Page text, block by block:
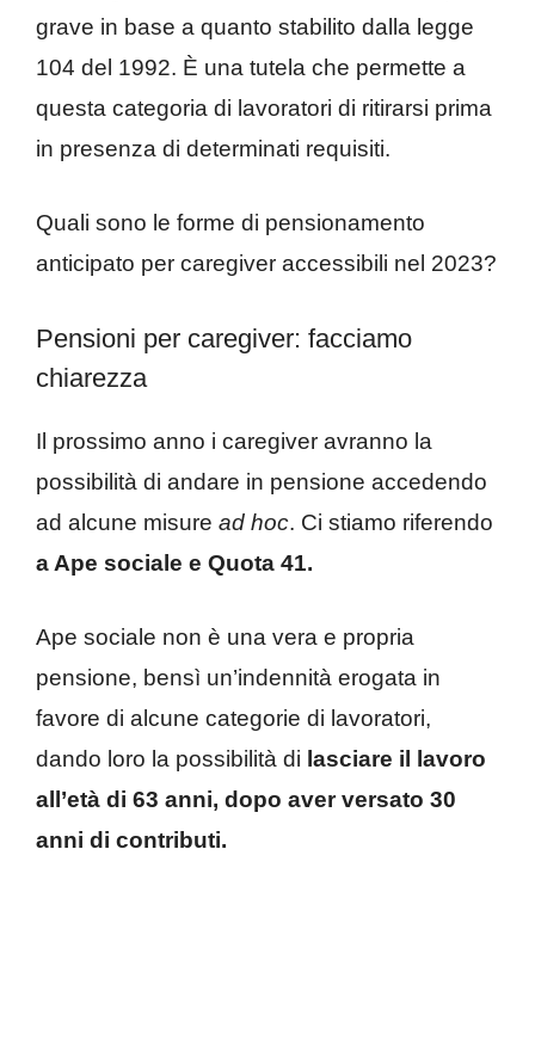
grave in base a quanto stabilito dalla legge
104 del 1992. È una tutela che permette a
questa categoria di lavoratori di ritirarsi prima
in presenza di determinati requisiti.
Quali sono le forme di pensionamento
anticipato per caregiver accessibili nel 2023?
Pensioni per caregiver: facciamo
chiarezza
Il prossimo anno i caregiver avranno la
possibilità di andare in pensione accedendo
ad alcune misure ad hoc. Ci stiamo riferendo
a Ape sociale e Quota 41.
Ape sociale non è una vera e propria
pensione, bensì un’indennità erogata in
favore di alcune categorie di lavoratori,
dando loro la possibilità di lasciare il lavoro
all’età di 63 anni, dopo aver versato 30
anni di contributi.